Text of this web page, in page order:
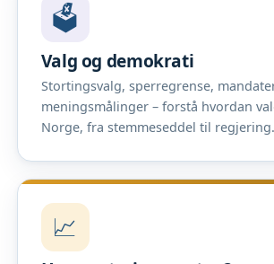
🗳️
Valg og demokrati
Stortingsvalg, sperregrense,
meningsmålinger – forstå hvordan
Norge, fra stemmeseddel til regjering.
📈